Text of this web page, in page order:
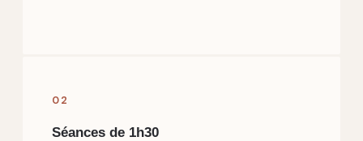
02
Séances de 1h30